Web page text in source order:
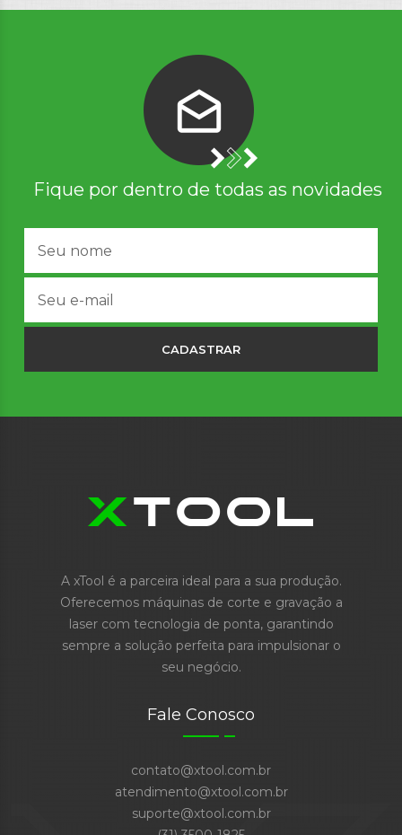
Fique por dentro de todas as novidades
CADASTRAR
A xTool é a parceira ideal para a sua produção.
Oferecemos máquinas de corte e gravação a
laser com tecnologia de ponta, garantindo
sempre a solução perfeita para impulsionar o
seu negócio.
Fale Conosco
contato@xtool.com.br
atendimento@xtool.com.br
suporte@xtool.com.br